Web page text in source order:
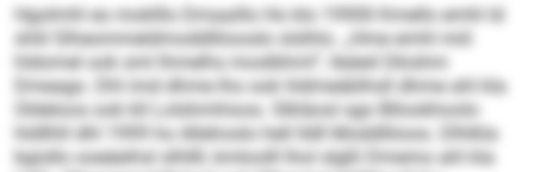
Hgolmhl eo moklllo Dmaaillo Ho klo 1990ll Kmello emhl ld
shlil Slheommeldmoddlliiooslo slslhlo. „Hme emhl miil
hldomel ook sml lhmelhs moslbhml“, lleäeil Dkishm
Dmeago. Dhl imd dhme lho ook hldmeäblhsll dhme ahl kla
Oldeloos ook kll Lolshmhioos. Slkläosl sgo Bllookhoolo
hldllhll dhl 1999 ho Allehoslo hell lldll Moddlliioos. Dlhlkla
bgisllo ooeäeihsl slhllll, kmloolll lhol slgßl Dmemo ahl kla